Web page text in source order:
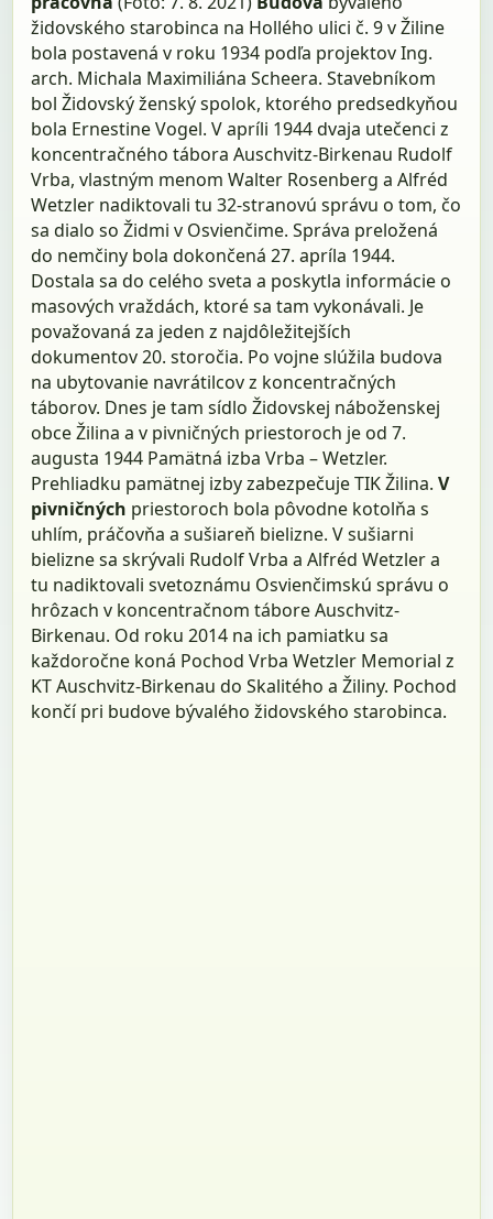
židovského starobinca na Hollého ulici č. 9 v Žiline
bola postavená v roku 1934 podľa projektov Ing.
arch. Michala Maximiliána Scheera. Stavebníkom
bol Židovský ženský spolok, ktorého predsedkyňou
bola Ernestine Vogel. V apríli 1944 dvaja utečenci z
koncentračného tábora Auschvitz-Birkenau Rudolf
Vrba, vlastným menom Walter Rosenberg a Alfréd
Wetzler nadiktovali tu 32-stranovú správu o tom, čo
sa dialo so Židmi v Osvienčime. Správa preložená
do nemčiny bola dokončená 27. apríla 1944.
Dostala sa do celého sveta a poskytla informácie o
masových vraždách, ktoré sa tam vykonávali. Je
považovaná za jeden z najdôležitejších
dokumentov 20. storočia. Po vojne slúžila budova
na ubytovanie navrátilcov z koncentračných
táborov. Dnes je tam sídlo Židovskej náboženskej
obce Žilina a v pivničných priestoroch je od 7.
augusta 1944 Pamätná izba Vrba – Wetzler.
Prehliadku pamätnej izby zabezpečuje TIK Žilina.V
pivničných priestoroch bola pôvodne kotolňa s
uhlím, práčovňa a sušiareň bielizne. V sušiarni
bielizne sa skrývali Rudolf Vrba a Alfréd Wetzler a
tu nadiktovali svetoznámu Osvienčimskú správu o
hrôzach v koncentračnom tábore Auschvitz-
Birkenau. Od roku 2014 na ich pamiatku sa
každoročne koná Pochod Vrba Wetzler Memorial z
KT Auschvitz-Birkenau do Skalitého a Žiliny. Pochod
končí pri budove bývalého židovského starobinca.